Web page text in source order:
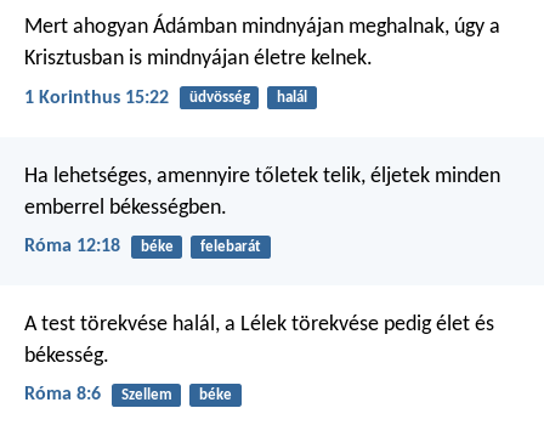
Mert ahogyan Ádámban mindnyájan meghalnak, úgy a
Krisztusban is mindnyájan életre kelnek.
1 Korinthus 15:22 üdvösség halál
Ha lehetséges, amennyire tőletek telik, éljetek minden
emberrel békességben.
Róma 12:18 béke felebarát
A test törekvése halál, a Lélek törekvése pedig élet és
békesség.
Róma 8:6 Szellem béke